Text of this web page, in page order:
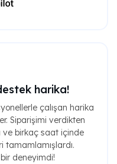
harika!
çalışan harika
Siparişimi verdikten
ve birkaç saat içinde
tamamlamışlardı.
deneyimdi!